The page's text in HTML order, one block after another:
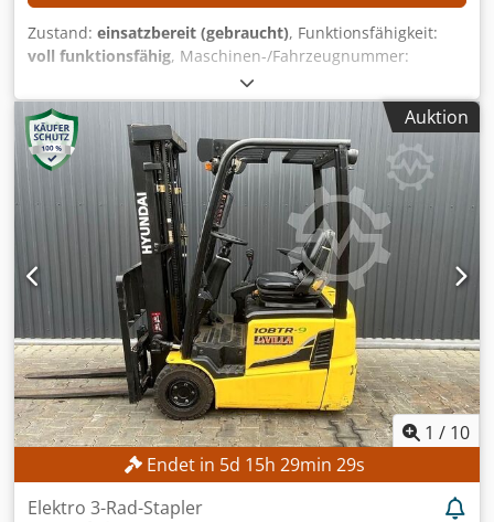
Zustand: einsatzbereit (gebraucht), Funktionsfähigkeit:
voll funktionsfähig, Maschinen-/Fahrzeugnummer:
, Betriebsstunden:
Hubhöhe:4.700 mm, Freihub:1.535 mm, Masttyp:Triplex,
Bauhöhe:
2.125 mm Seitenschieber , Kein
Mindestpreis - garantierter Verkauf zum höchsten Gebot!
TECHNISCHE DETAILS Hubhöhe: 4.700 mm Bauhöhe: 2.125
mm Freihub: 1.535 mm MASCHINEN-DETAILS Masttyp:
Triplexmast mit Freihub Batteriespannung: 48 V Cedpfx
Aozrlv Eefwjha Batteriekapazität: 500 Ah Betriebsstunden:
17.268 h AUSSTATTUNG Seitenschieber Batterie Ladegerät
Externe Referenz: SL12191SP
Auktion
1 / 10
Endet in 5d 15h 29min 26s
Elektro 3-Rad-Stapler